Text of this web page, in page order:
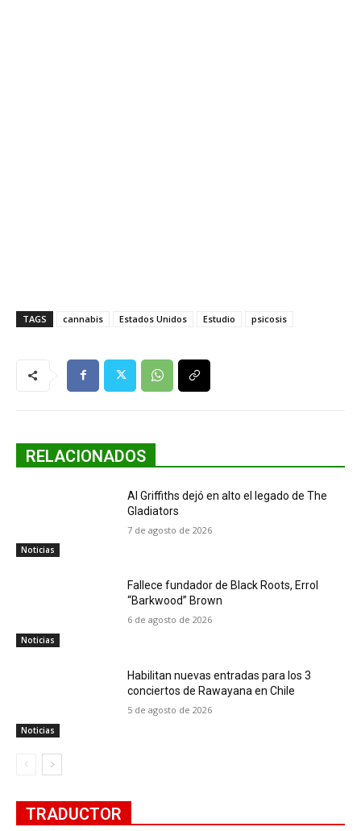
TAGS cannabis Estados Unidos Estudio psicosis
RELACIONADOS
Noticias
Al Griffiths dejó en alto el legado de The
Gladiators
7 de agosto de 2026
Noticias
Fallece fundador de Black Roots, Errol
“Barkwood” Brown
6 de agosto de 2026
Noticias
Habilitan nuevas entradas para los 3
conciertos de Rawayana en Chile
5 de agosto de 2026
TRADUCTOR